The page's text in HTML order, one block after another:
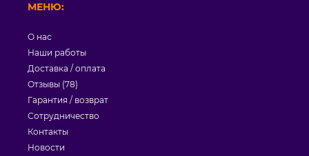
МЕНЮ:
О нас
Наши работы
Доставка / оплата
Отзывы (78)
Гарантия / возврат
Сотрудничество
Контакты
Новости